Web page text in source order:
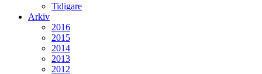
Tidigare
Arkiv
2016
2015
2014
2013
2012